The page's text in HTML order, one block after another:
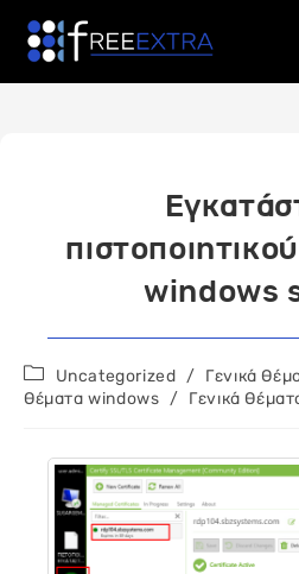
content
windows
Post
category:
Uncategorized / Γενικά
θέματα windows / Γενικά